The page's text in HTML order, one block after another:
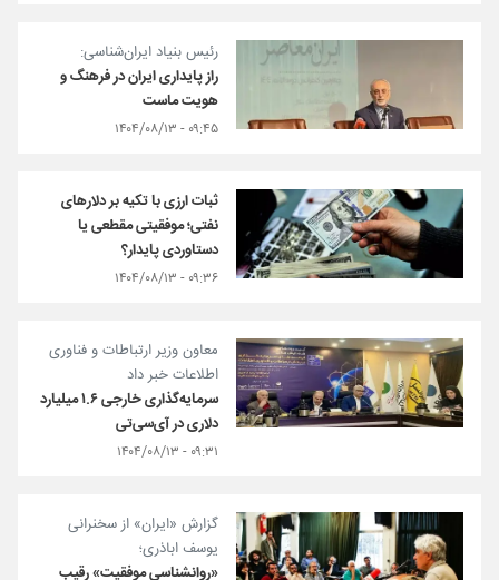
رئیس بنیاد ایران‌شناسی:
راز پایداری ایران در فرهنگ و
هویت ماست
۰۹:۴۵ - ۱۴۰۴/۰۸/۱۳
ثبات ارزی با تکیه بر دلارهای
نفتی؛ موفقیتی مقطعی یا
دستاوردی پایدار؟
۰۹:۳۶ - ۱۴۰۴/۰۸/۱۳
معاون وزیر ارتباطات و فناوری
اطلاعات خبر داد
سرمایه‌گذاری خارجی ۱.۶ میلیارد
دلاری در آی‌سی‌تی
۰۹:۳۱ - ۱۴۰۴/۰۸/۱۳
گزارش «ایران» از سخنرانی
یوسف اباذری؛
«روانشناسی موفقیت» رقیب